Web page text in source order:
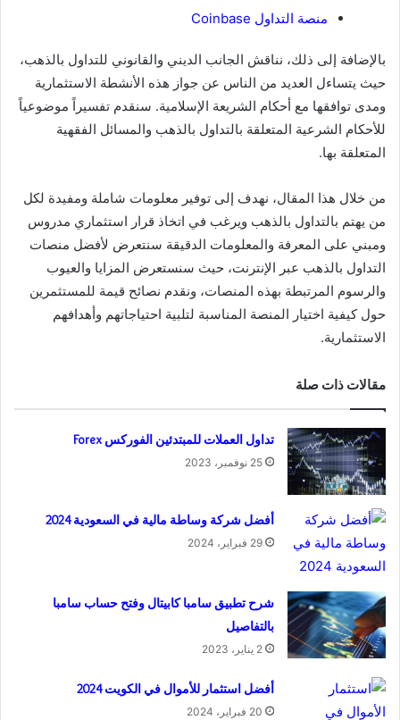
منصة التداول Coinbase
بالإضافة إلى ذلك، نناقش الجانب الديني والقانوني للتداول بالذهب،
حيث يتساءل العديد من الناس عن جواز هذه الأنشطة الاستثمارية
ومدى توافقها مع أحكام الشريعة الإسلامية. سنقدم تفسيراً موضوعياً
للأحكام الشرعية المتعلقة بالتداول بالذهب والمسائل الفقهية
المتعلقة بها.
من خلال هذا المقال، نهدف إلى توفير معلومات شاملة ومفيدة لكل
من يهتم بالتداول بالذهب ويرغب في اتخاذ قرار استثماري مدروس
ومبني على المعرفة والمعلومات الدقيقة سنتعرض لأفضل منصات
التداول بالذهب عبر الإنترنت، حيث سنستعرض المزايا والعيوب
والرسوم المرتبطة بهذه المنصات، ونقدم نصائح قيمة للمستثمرين
حول كيفية اختيار المنصة المناسبة لتلبية احتياجاتهم وأهدافهم
الاستثمارية.
مقالات ذات صلة
تداول العملات للمبتدئين الفوركس Forex
25 نوفمبر، 2023
أفضل شركة وساطة مالية في السعودية 2024
29 فبراير، 2024
شرح تطبيق سامبا كابيتال وفتح حساب سامبا
بالتفاصيل
2 يناير، 2023
أفضل استثمار للأموال في الكويت 2024
20 فبراير، 2024